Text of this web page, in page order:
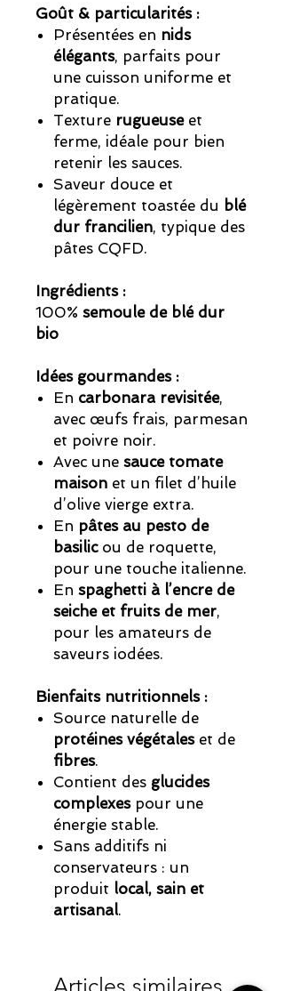
Goût & particularités :
Présentées en nids
élégants, parfaits pour
une cuisson uniforme et
pratique.
Texture rugueuseet
ferme, idéale pour bien
retenir les sauces.
Saveur douce et
légèrement toastée du blé
dur francilien, typique des
pâtes CQFD.
Ingrédients :
100% semoule de blé dur
bio
Idées gourmandes :
En carbonara revisitée,
avec œufs frais, parmesan
et poivre noir.
Avec une sauce tomate
maison et un filet d’huile
d’olive vierge extra.
En pâtes au pesto de
basilicou de roquette,
pour une touche italienne.
En spaghetti à l’encre de
seiche et fruits de mer,
pour les amateurs de
saveurs iodées.
Bienfaits nutritionnels :
Source naturelle de
protéines végétaleset de
fibres.
Contient des glucides
complexespour une
énergie stable.
Sans additifs ni
conservateurs : un
produit local, sain et
artisanal.